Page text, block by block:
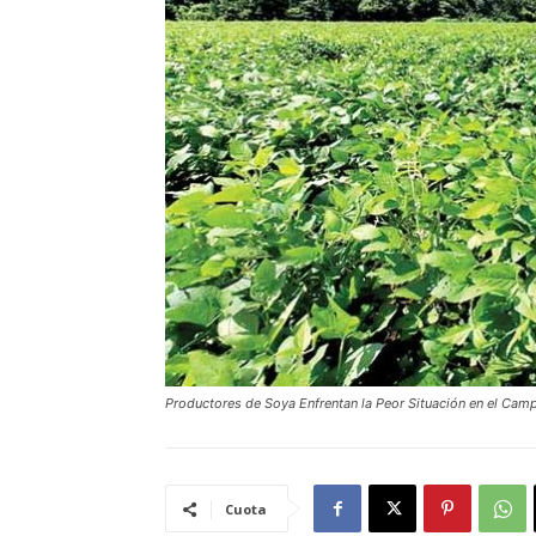
Productores de Soya Enfrentan la Peor Situación en el
Cuota